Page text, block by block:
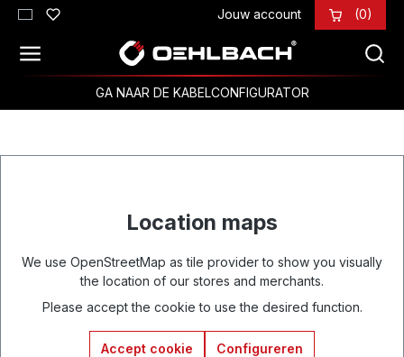
Ga naar de hoofdinhoud Jouw account (0)
GA NAAR DE KABELCONFIGURATOR
Location maps
We use OpenStreetMap as tile provider to show you visually
the location of our stores and merchants.
Please accept the cookie to use the desired function.
Accept cookie Configureren